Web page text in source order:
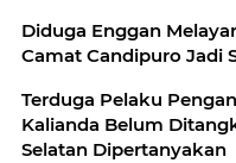
Diduga Enggan
Camat Candipuro Jadi
Terduga Pelaku
Kalianda Belum
Selatan Dipertanyakan